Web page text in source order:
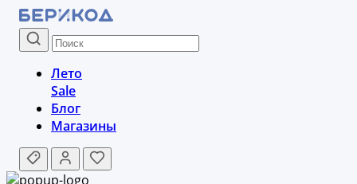
Лето
Sale
Блог
Магазины